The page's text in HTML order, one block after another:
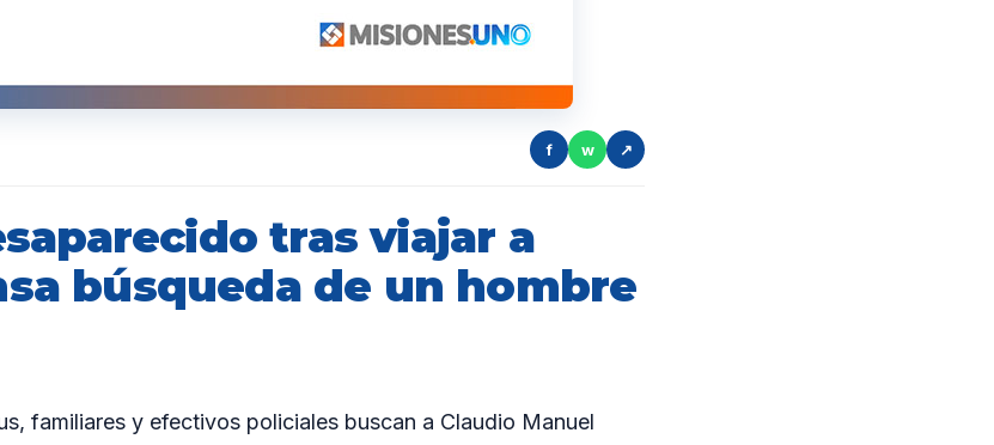
f w ↗
tras viajar a
búsqueda de un hombre
familiares y efectivos policiales buscan a Claudio Manuel